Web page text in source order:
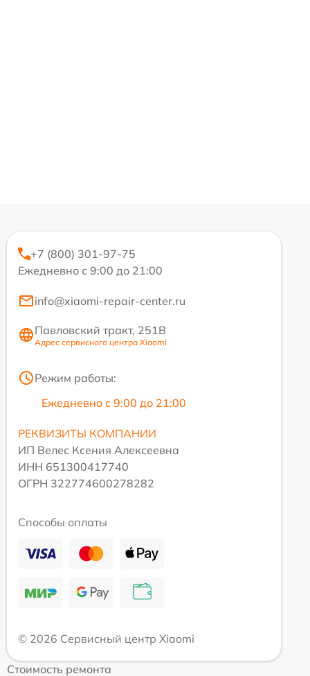
+7 (800) 301-97-75
Ежедневно с 9:00 до 21:00
info@xiaomi-repair-center.ru
Павловский тракт, 251В
Адрес сервисного центра Xiaomi
Режим работы:
Ежедневно с 9:00 до 21:00
РЕКВИЗИТЫ КОМПАНИИ
ИП Велес Ксения Алексеевна
ИНН 651300417740
ОГРН 322774600278282
Способы оплаты
© 2026 Сервисный центр Xiaomi
Стоимость ремонта